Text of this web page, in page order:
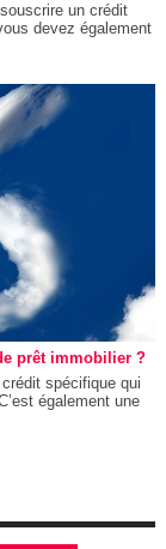
un crédit
devez également
prêt immobilier ?
spécifique qui
également une